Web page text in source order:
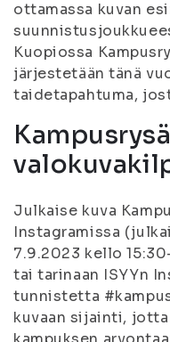
ottamassa kuvan
Kuopiossa
järjestetään tänä
taidetapahtuma,
Julkaise kuva
Instagramissa
7.9.2023 kello
tai tarinaan ISYYn
tunnistetta
kuvaan sijainti,